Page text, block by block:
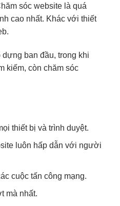
sóc website là quá
cao nhất. Khác với thiết
ban đầu, trong khi
kiếm, còn chăm sóc
thiết bị và trình duyệt.
luôn hấp dẫn với người
cuộc tấn công mạng.
mà nhất.